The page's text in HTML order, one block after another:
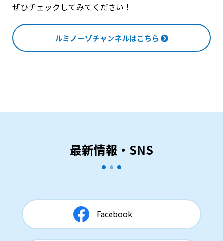
ぜひチェックしてみてください！
ルミノーゾチャンネルはこちら
最新情報・SNS
Facebook